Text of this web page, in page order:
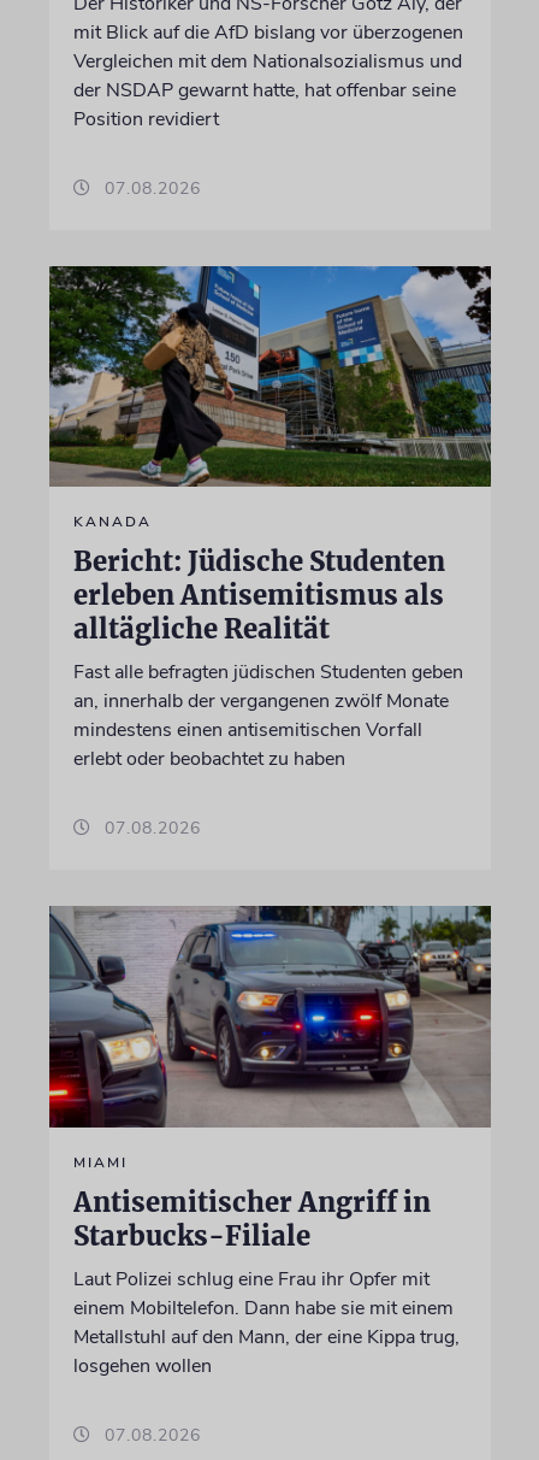
mit Blick auf die AfD bislang vor überzogenen
Vergleichen mit dem Nationalsozialismus und
der NSDAP gewarnt hatte, hat offenbar seine
Position revidiert
07.08.2026
KANADA
Bericht: Jüdische Studenten
erleben Antisemitismus als
alltägliche Realität
Fast alle befragten jüdischen Studenten geben
an, innerhalb der vergangenen zwölf Monate
mindestens einen antisemitischen Vorfall
erlebt oder beobachtet zu haben
07.08.2026
MIAMI
Antisemitischer Angriff in
Starbucks-Filiale
Laut Polizei schlug eine Frau ihr Opfer mit
einem Mobiltelefon. Dann habe sie mit einem
Metallstuhl auf den Mann, der eine Kippa trug,
losgehen wollen
07.08.2026